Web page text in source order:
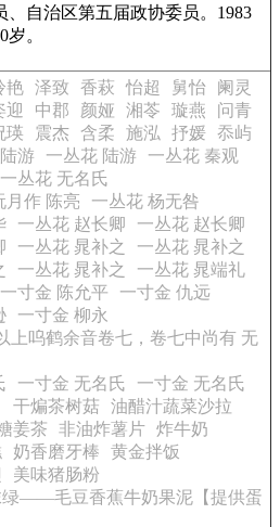
、自治区第五届政协委员。1983
。
艳 泽致 香萩 怡超 舅怡
阑灵
迎 中郡 颜娅 湘苓 璇燕
问青
瑛 震杰 含柔 施泓 抒媛 忝屿
游 一丛花 陆游
一丛花 秦观
一丛花 无名氏
月作 陈亮
一丛花 杨无咎
一丛花 赵长卿
一丛花 赵长卿
一丛花 晁补之
一丛花 晁补之
一丛花 晁补之
一丛花 晁端礼
一寸金 陈允平
一寸金 仇远
一寸金 柳永
上呜鹤余音卷七，卷七中尚有 无
一寸金 无名氏
一寸金 无名氏
干煸茶树菇
油醋汁蔬菜沙拉
姜茶 非油炸薯片 炸牛奶
奶香磨牙棒
黄金拌饭
美味猪肠粉
绿——毛豆香蕉牛奶果泥【提供蛋